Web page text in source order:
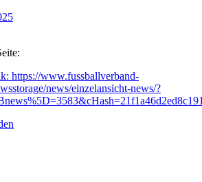
https://www.fussballverband-
news/einzelansicht-news/?